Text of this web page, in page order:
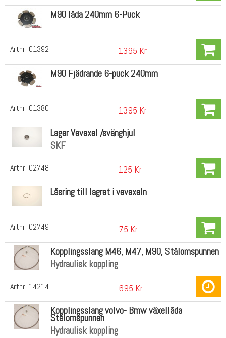
Artnr: 01392
M90 låda 240mm 6-Puck
1395 Kr
Artnr: 01380
M90 Fjädrande 6-puck 240mm
1395 Kr
Artnr: 02748
Lager Vevaxel /svänghjul
SKF
125 Kr
Artnr: 02749
Låsring till lagret i vevaxeln
75 Kr
Artnr: 14214
Kopplingsslang M46, M47, M90, Stålomspunnen
Hydraulisk koppling
695 Kr
Kopplingsslang volvo- Bmw växellåda
Stålomspunnen
Hydraulisk koppling